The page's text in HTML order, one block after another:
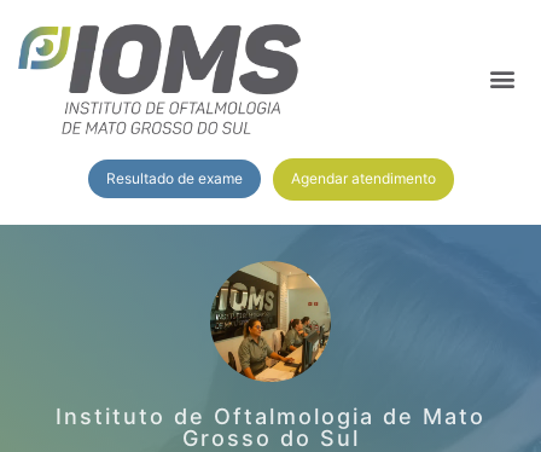
Resultado de exame Agendar atendimento
Instituto de Oftalmologia de Mato
Grosso do Sul